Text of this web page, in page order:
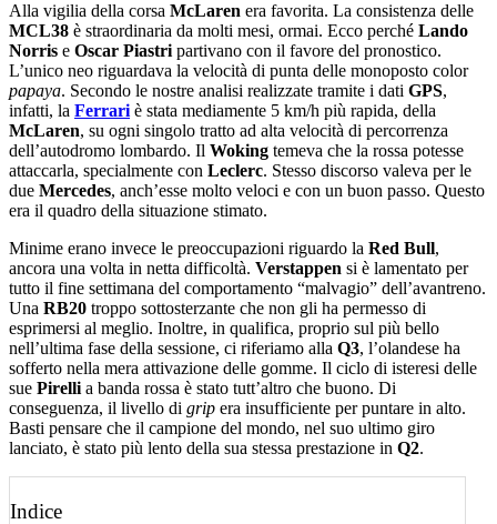
Alla vigilia della corsa McLaren era favorita. La consistenza delle
MCL38 è straordinaria da molti mesi, ormai. Ecco perché Lando
Norris e Oscar Piastripartivano con il favore del pronostico.
L’unico neo riguardava la velocità di punta delle monoposto color
papaya. Secondo le nostre analisi realizzate tramite i dati GPS,
infatti, la Ferrariè stata mediamente 5 km/h più rapida, della
McLaren, su ogni singolo tratto ad alta velocità di percorrenza
dell’autodromo lombardo. Il Woking temeva che la rossa potesse
attaccarla, specialmente con Leclerc. Stesso discorso valeva per le
due Mercedes, anch’esse molto veloci e con un buon passo. Questo
era il quadro della situazione stimato.
Minime erano invece le preoccupazioni riguardo la Red Bull,
ancora una volta in netta difficoltà. Verstappen si è lamentato per
tutto il fine settimana del comportamento “malvagio” dell’avantreno.
Una RB20 troppo sottosterzante che non gli ha permesso di
esprimersi al meglio. Inoltre, in qualifica, proprio sul più bello
nell’ultima fase della sessione, ci riferiamo alla Q3, l’olandese ha
sofferto nella mera attivazione delle gomme. Il ciclo di isteresi delle
sue Pirellia banda rossa è stato tutt’altro che buono. Di
conseguenza, il livello di grip era insufficiente per puntare in alto.
Basti pensare che il campione del mondo, nel suo ultimo giro
lanciato, è stato più lento della sua stessa prestazione in Q2.
Indice